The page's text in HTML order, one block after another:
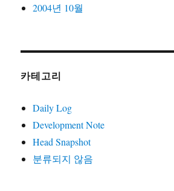
2004년 10월
카테고리
Daily Log
Development Note
Head Snapshot
분류되지 않음